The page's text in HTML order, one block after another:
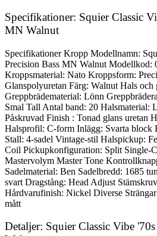
Specifikationer: Squier Classic
MN Walnut
Specifikationer Kropp Modellnamn:
Precision Bass MN Walnut Modellkod:
Kroppsmaterial: Nato Kroppsform:
Glanspolyuretan Färg: Walnut Hals och
Greppbrädematerial: Lönn
Smal Tall Antal band: 20 Halsmaterial:
Påskruvad Finish : Tonad glans uretan
Halsprofil: C-form Inlägg: Svarta block
Stall: 4-sadel Vintage-stil Halspickup:
Coil Pickupkonfiguration: Split Single-
Mastervolym Master Tone
Sadelmaterial: Ben Sadelbredd: 1685
svart Dragstång: Head Adjust
Hårdvarufinish: Nickel Diverse
mått
Detaljer: Squier Classic Vibe